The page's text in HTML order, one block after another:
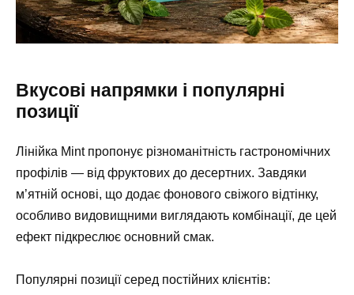
Вкусові напрямки і популярні
позиції
Лінійка Mint пропонує різноманітність гастрономічних
профілів — від фруктових до десертних. Завдяки
м’ятній основі, що додає фонового свіжого відтінку,
особливо видовищними виглядають комбінації, де цей
ефект підкреслює основний смак.
Популярні позиції серед постійних клієнтів: